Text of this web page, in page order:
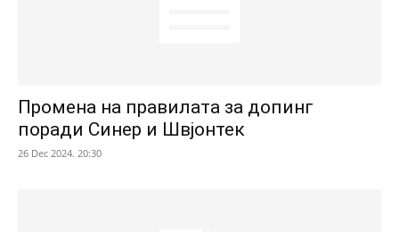
Промена на правилата за допинг
поради Синер и Швјонтек
26 Dec 2024. 20:30